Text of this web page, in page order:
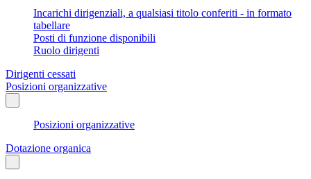
Incarichi dirigenziali, a qualsiasi titolo conferiti - in formato
tabellare
Posti di funzione disponibili
Ruolo dirigenti
Dirigenti cessati
Posizioni organizzative
Posizioni organizzative
Dotazione organica